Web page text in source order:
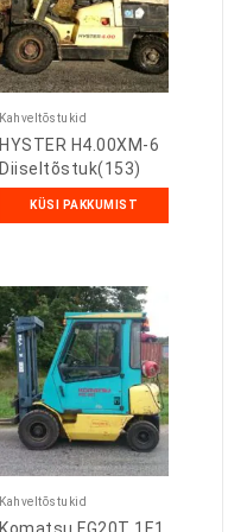
Kahveltõstukid
HYSTER H4.00XM-6
Diiseltõstuk(153)
KÜSI PAKKUMIST
Kahveltõstukid